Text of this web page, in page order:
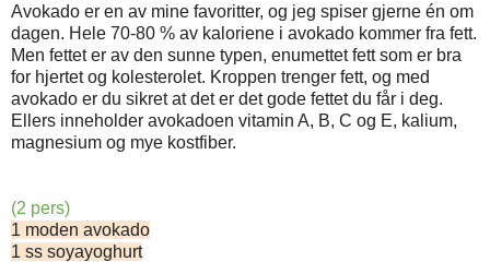
Avokado er en av mine favoritter, og jeg spiser gjerne én om
dagen. Hele 70-80 % av kaloriene i avokado kommer fra fett.
Men fettet er av den sunne typen, enumettet fett som er bra
for hjertet og kolesterolet. Kroppen trenger fett, og med
avokado er du sikret at det er det gode fettet du får i deg.
Ellers inneholder avokadoen vitamin A, B, C og E, kalium,
magnesium og mye kostfiber.
(2 pers)
1 moden avokado
1 ss soyayoghurt